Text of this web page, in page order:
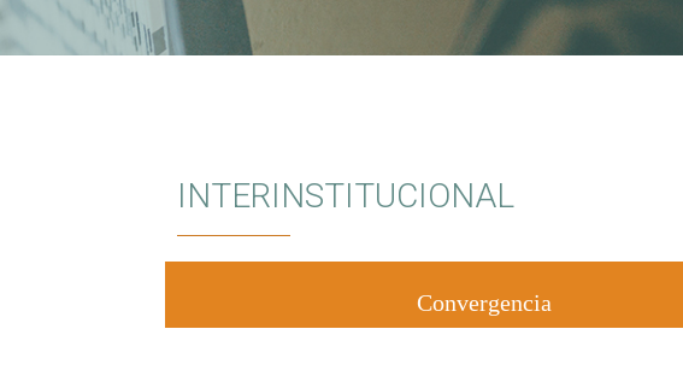
INTERINSTITUCIONAL
Convergencia